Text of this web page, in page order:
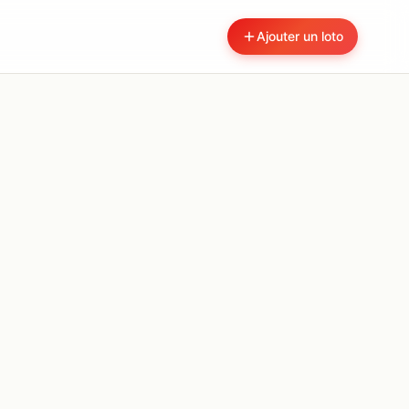
Ajouter un loto